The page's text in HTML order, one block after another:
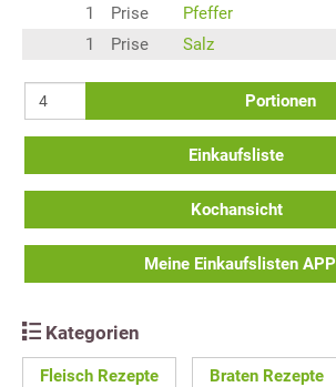
1
Prise
Pfeffer
1
Prise Salz
Portionen
Einkaufsliste
Kochansicht
Meine Einkaufslisten APP
Kategorien
Fleisch Rezepte Braten Rezepte